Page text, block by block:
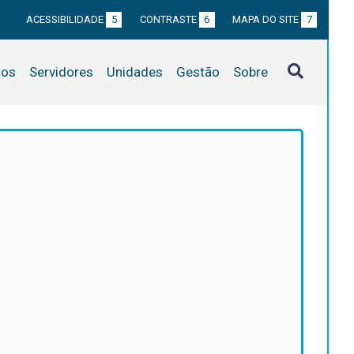
ACESSIBILIDADE 5 CONTRASTE 6 MAPA DO SITE 7
Servidores Unidades Gestão Sobre